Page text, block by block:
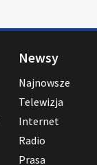
Newsy
Najnowsze
Telewizja
Internet
Radio
Prasa